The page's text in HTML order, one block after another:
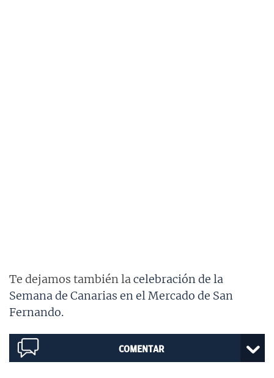
Te dejamos también lacelebración de la
Semana de Canarias en el Mercado de San
Fernando.
COMENTAR